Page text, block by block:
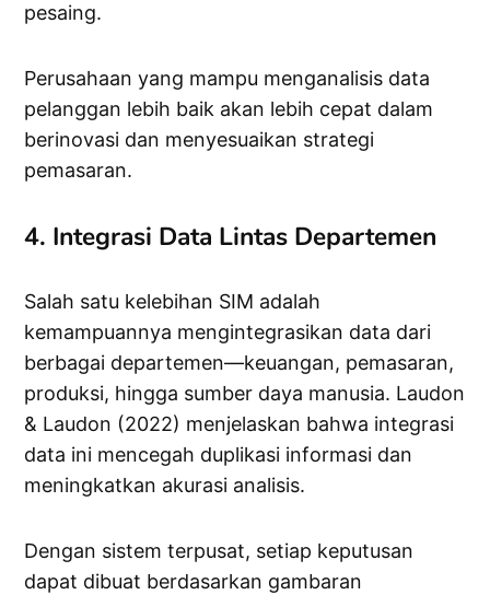
pesaing.
Perusahaan yang mampu menganalisis data
pelanggan lebih baik akan lebih cepat dalam
berinovasi dan menyesuaikan strategi
pemasaran.
4. Integrasi Data Lintas Departemen
Salah satu kelebihan SIM adalah
kemampuannya mengintegrasikan data dari
berbagai departemen—keuangan, pemasaran,
produksi, hingga sumber daya manusia. Laudon
& Laudon (2022) menjelaskan bahwa integrasi
data ini mencegah duplikasi informasi dan
meningkatkan akurasi analisis.
Dengan sistem terpusat, setiap keputusan
dapat dibuat berdasarkan gambaran